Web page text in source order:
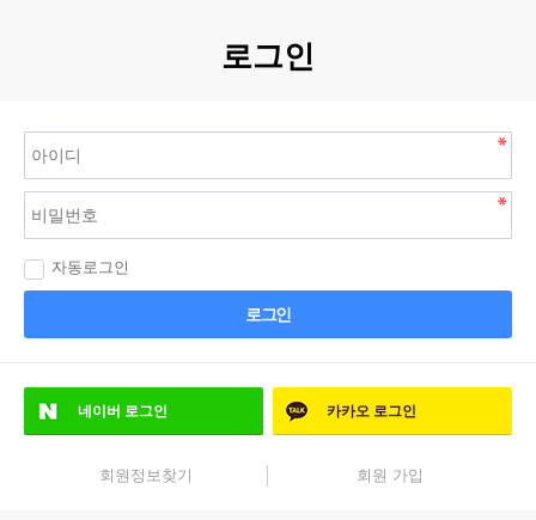
로그인
자동로그인
로그인
네이버 로그인 카카오 로그인
회원정보찾기 회원 가입